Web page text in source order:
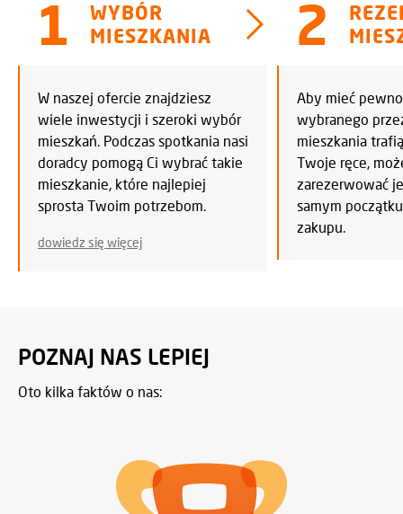
WYBÓR
MIESZKANIA
W naszej ofercie znajdziesz
wiele inwestycji i szeroki wybór
mieszkań. Podczas spotkania nasi
doradcy pomogą Ci wybrać takie
mieszkanie, które najlepiej
sprosta Twoim potrzebom.
dowiedz się więcej
Aby mieć
wybranego
mieszkania
Twoje ręce,
zarezerwować
samym
zakupu.
POZNAJ NAS LEPIEJ
Oto kilka faktów o nas: